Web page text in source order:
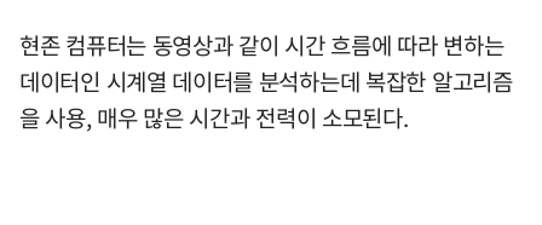
현존 컴퓨터는 동영상과 같이 시간 흐름에 따라 변하는
데이터인 시계열 데이터를 분석하는데 복잡한 알고리즘
을 사용, 매우 많은 시간과 전력이 소모된다.